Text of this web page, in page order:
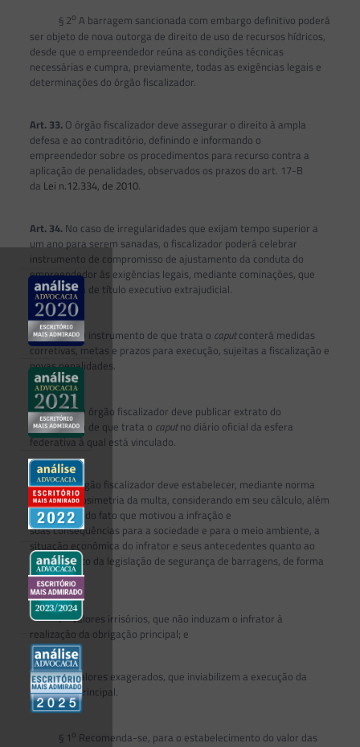
§ 2o A barragem sancionada com embargo definitivo poderá
ser objeto de nova outorga de direito de uso de recursos hídricos,
desde que o empreendedor reúna as condições técnicas
necessárias e cumpra, previamente, todas as exigências legais e
determinações do órgão fiscalizador.
Art. 33.O órgão fiscalizador deve assegurar o direito à ampla
defesa e ao contraditório, definindo e informando o
empreendedor sobre os procedimentos para recurso contra a
aplicação de penalidades, observados os prazos do art. 17-B
da Lei n.12.334, de 2010.
Art. 34.No caso de irregularidades que exijam tempo superior a
um ano para serem sanadas, o fiscalizador poderá celebrar
instrumento de compromisso de ajustamento da conduta do
empreendedor às exigências legais, mediante cominações, que
terá eficácia de título executivo extrajudicial.
§ 1oO instrumento de que trata o caputconterá medidas
corretivas, metas e prazos para execução, sujeitas a fiscalização e
novas penalidades.
§ 2oO órgão fiscalizador deve publicar extrato do
instrumento de que trata o caputno diário oficial da esfera
federativa à qual está vinculado.
Art. 35.O órgão fiscalizador deve estabelecer, mediante norma
jurídica, a dosimetria da multa, considerando em seu cálculo, além
a gravidade do fato que motivou a infração e
suas consequências para a sociedade e para o meio ambiente, a
situação econômica do infrator e seus antecedentes quanto ao
cumprimento da legislação de segurança de barragens, de forma
a evitar:
I – valores irrisórios, que não induzam o infrator à
realização da obrigação principal; e
II – valores exagerados, que inviabilizem a execução da
obrigação principal.
§ 1o Recomenda-se, para o estabelecimento do valor das